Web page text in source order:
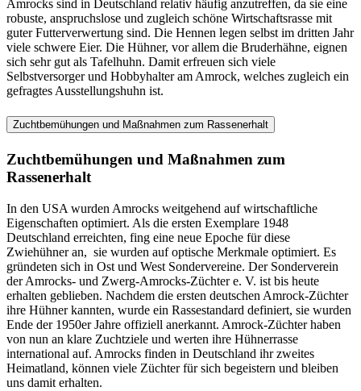
Amrocks sind in Deutschland relativ häufig anzutreffen, da sie eine
robuste, anspruchslose und zugleich schöne Wirtschaftsrasse mit
guter Futterverwertung sind. Die Hennen legen selbst im dritten Jahr
viele schwere Eier. Die Hühner, vor allem die Bruderhähne, eignen
sich sehr gut als Tafelhuhn. Damit erfreuen sich viele
Selbstversorger und Hobbyhalter am Amrock, welches zugleich ein
gefragtes Ausstellungshuhn ist.
Zuchtbemühungen und Maßnahmen zum Rassenerhalt
Zuchtbemühungen und Maßnahmen zum
Rassenerhalt
In den USA wurden Amrocks weitgehend auf wirtschaftliche
Eigenschaften optimiert. Als die ersten Exemplare 1948
Deutschland erreichten, fing eine neue Epoche für diese
Zwiehühner an, sie wurden auf optische Merkmale optimiert. Es
gründeten sich in Ost und West Sondervereine. Der Sonderverein
der Amrocks- und Zwerg-Amrocks-Züchter e. V. ist bis heute
erhalten geblieben. Nachdem die ersten deutschen Amrock-Züchter
ihre Hühner kannten, wurde ein Rassestandard definiert, sie wurden
Ende der 1950er Jahre offiziell anerkannt. Amrock-Züchter haben
von nun an klare Zuchtziele und werten ihre Hühnerrasse
international auf. Amrocks finden in Deutschland ihr zweites
Heimatland, können viele Züchter für sich begeistern und bleiben
uns damit erhalten.